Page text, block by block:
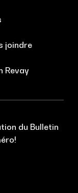
joindre
Revay
du Bulletin